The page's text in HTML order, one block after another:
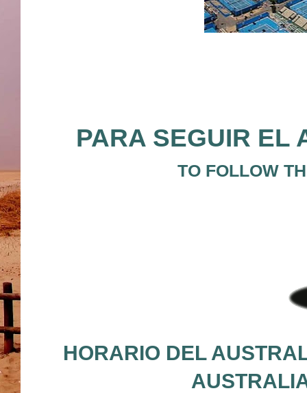
PARA SEGUIR EL
TO FOLLOW
HORARIO DEL